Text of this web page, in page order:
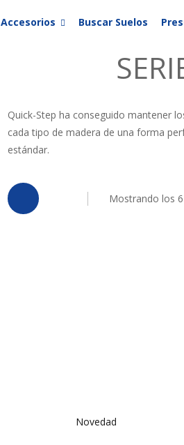
Accesorios Buscar Suelos
Quick-Step ha conseguido mantener
cada tipo de madera de una forma
estándar.
Mostrando los
Novedad